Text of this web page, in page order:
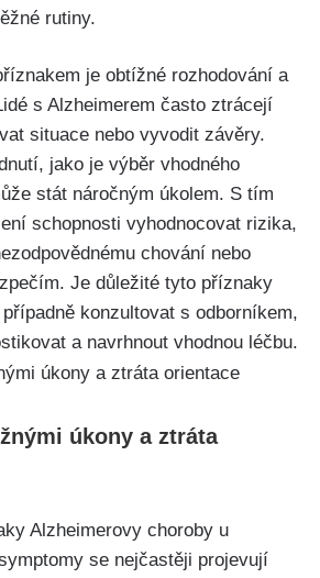
rutiny.
je obtížné rozhodování a
s Alzheimerem často ztrácejí
situace nebo vyvodit závěry.
jako je výběr vhodného
stát náročným úkolem. S tím
schopnosti vyhodnocovat rizika,
chování nebo
Je důležité tyto příznaky
konzultovat s odborníkem,
a navrhnout vhodnou léčbu.
úkony a ztráta
Alzheimerovy choroby u
se nejčastěji projevují